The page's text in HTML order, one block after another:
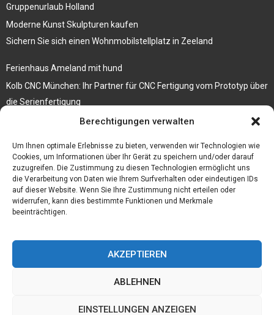
Berechtigungen verwalten
Um Ihnen optimale Erlebnisse zu bieten, verwenden wir Technologien wie
Cookies, um Informationen über Ihr Gerät zu speichern und/oder darauf
zuzugreifen. Die Zustimmung zu diesen Technologien ermöglicht uns
die Verarbeitung von Daten wie Ihrem Surfverhalten oder eindeutigen IDs
auf dieser Website. Wenn Sie Ihre Zustimmung nicht erteilen oder
widerrufen, kann dies bestimmte Funktionen und Merkmale
beeinträchtigen.
AKZEPTIEREN
ABLEHNEN
EINSTELLUNGEN ANZEIGEN
Gruppenurlaub Holland
Moderne Kunst Skulpturen kaufen
Sichern Sie sich einen Wohnmobilstellplatz in Zeeland
Ferienhaus Ameland mit hund
Kolb CNC München: Ihr Partner für CNC Fertigung vom Prototyp über
die Serienfertigung
Der beste höhenverstellbare Schreibtisch
Branchenbuch Krefeld